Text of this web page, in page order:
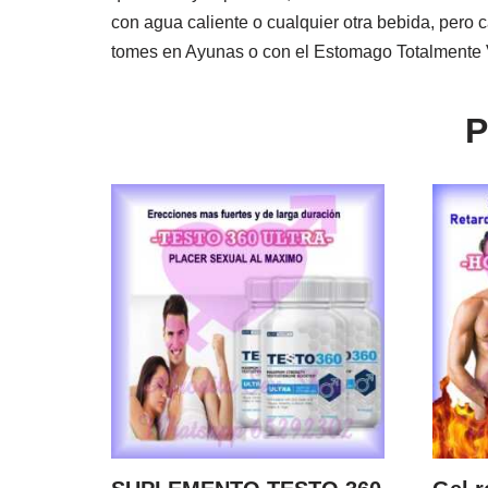
con agua caliente o cualquier otra bebida, pero
tomes en Ayunas o con el Estomago